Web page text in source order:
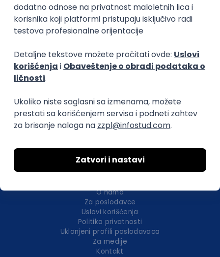
Istaknuti poslodavci
Okupljamo IT zajednicu, podižemo
transparentnost domaćeg IT tržišta rada i
O nama
Za poslodavce
Uslovi korišćenja
Politika privatnosti
Uklonjeni profili poslodavaca
Za medije
Kontakt